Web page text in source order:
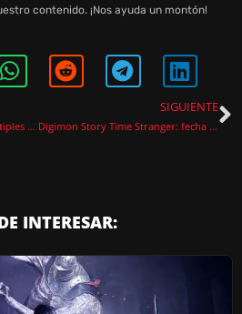
contenido. ¡Nos ayuda un montón!
Undisputed añadirá colas múltiples online en su próxima actualización
SIGUIENTE
Digimon Story Time Stranger: fecha y ediciones confirmadas
INTERESAR: